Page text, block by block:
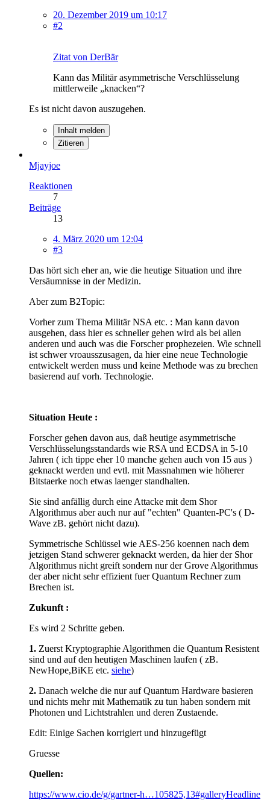
20. Dezember 2019 um 10:17
#2
Zitat von DerBär
Kann das Militär asymmetrische Verschlüsselung
mittlerweile „knacken“?
Es ist nicht davon auszugehen.
Inhalt melden
Zitieren
Mjayjoe
Reaktionen
7
Beiträge
13
4. März 2020 um 12:04
#3
Das hört sich eher an, wie die heutige Situation und ihre
Versäumnisse in der Medizin.
Aber zum B2Topic:
Vorher zum Thema Militär NSA etc. : Man kann davon
ausgehen, dass hier es schneller gehen wird als bei allen
anderen und auch was die Forscher prophezeien. Wie schnell
ist schwer vroausszusagen, da hier eine neue Technologie
entwickelt werden muss und keine Methode was zu brechen
basierend auf vorh. Technologie.
Situation Heute :
Forscher gehen davon aus, daß heutige asymmetrische
Verschlüsselungsstandards wie RSA und ECDSA in 5-10
Jahren ( ich tippe eher 10 manche gehen auch von 15 aus )
geknackt werden und evtl. mit Massnahmen wie höherer
Bitstaerke noch etwas laenger standhalten.
Sie sind anfällig durch eine Attacke mit dem Shor
Algorithmus aber auch nur auf "echten" Quanten-PC's ( D-
Wave zB. gehört nicht dazu).
Symmetrische Schlüssel wie AES-256 koennen nach dem
jetzigen Stand schwerer geknackt werden, da hier der Shor
Algorithmus nicht greift sondern nur der Grove Algorithmus
der aber nicht sehr effizient fuer Quantum Rechner zum
Brechen ist.
Zukunft :
Es wird 2 Schritte geben.
1. Zuerst Kryptographie Algorithmen die Quantum Resistent
sind und auf den heutigen Maschinen laufen ( zB.
NewHope,BiKE etc. siehe)
2. Danach welche die nur auf Quantum Hardware basieren
und nichts mehr mit Mathematik zu tun haben sondern mit
Photonen und Lichtstrahlen und deren Zustaende.
Edit: Einige Sachen korrigiert und hinzugefügt
Gruesse
Quellen:
https://www.cio.de/g/gartner-h…105825,13#galleryHeadline